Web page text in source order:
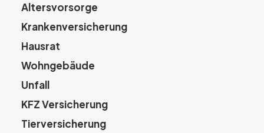
Altersvorsorge
Krankenversicherung
Hausrat
Wohngebäude
Unfall
KFZ Versicherung
Tierversicherung